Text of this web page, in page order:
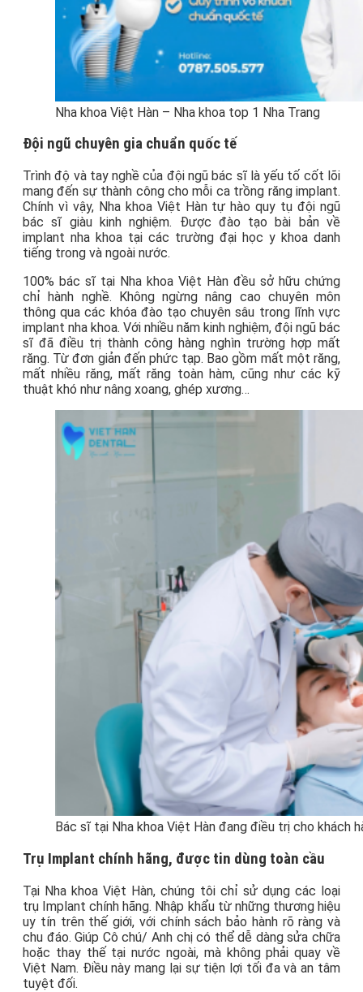
Nha khoa Việt Hàn – Nha khoa top 1 Nha Trang
Đội ngũ chuyên gia chuẩn quốc tế
Trình độ và tay nghề của đội ngũ bác sĩ là yếu tố cốt lõi
mang đến sự thành công cho mỗi ca trồng răng implant.
Chính vì vậy, Nha khoa Việt Hàn tự hào quy tụ đội ngũ
bác sĩ giàu kinh nghiệm. Được đào tạo bài bản về
implant nha khoa tại các trường đại học y khoa danh
tiếng trong và ngoài nước.
100% bác sĩ tại Nha khoa Việt Hàn đều sở hữu chứng
chỉ hành nghề. Không ngừng nâng cao chuyên môn
thông qua các khóa đào tạo chuyên sâu trong lĩnh vực
implant nha khoa. Với nhiều năm kinh nghiệm, đội ngũ bác
sĩ đã điều trị thành công hàng nghìn trường hợp mất
răng. Từ đơn giản đến phức tạp. Bao gồm mất một răng,
mất nhiều răng, mất răng toàn hàm, cũng như các kỹ
thuật khó như nâng xoang, ghép xương…
Bác sĩ tại Nha khoa Việt Hàn đang điều trị cho khách
Trụ Implant chính hãng, được tin dùng toàn cầu
Tại Nha khoa Việt Hàn, chúng tôi chỉ sử dụng các loại
trụ Implant chính hãng. Nhập khẩu từ những thương hiệu
uy tín trên thế giới, với chính sách bảo hành rõ ràng và
chu đáo. Giúp Cô chú/ Anh chị có thể dễ dàng sửa chữa
hoặc thay thế tại nước ngoài, mà không phải quay về
Việt Nam. Điều này mang lại sự tiện lợi tối đa và an tâm
tuyệt đối.